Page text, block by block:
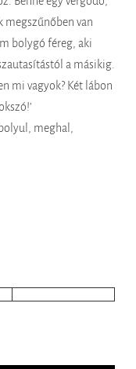
megszűnőben van
bolygó féreg, aki
a másikig.
mi vagyok? Két lábon
meghal,